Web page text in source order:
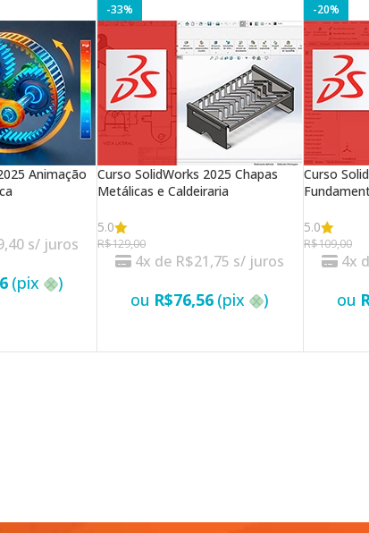
Animação
s/ juros
(pix )
-33%
Curso SolidWorks 2025 Chapas
Metálicas e Caldeiraria
5.0
R$129,00
4x de R$21,75 s/ juros
ou R$76,56 (pix )
-20%
Curso
5.0
R$109,00
4x
ou